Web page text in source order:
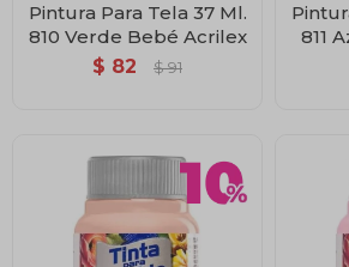
Pintura Para Tela 37 Ml.
810 Verde Bebé Acrilex
$ 82 $ 91
811